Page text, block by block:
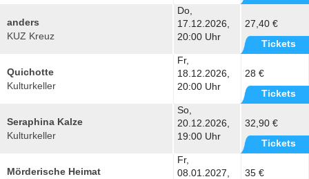
anders
KUZ Kreuz
Do,
17.12.2026,
20:00 Uhr
27,40 €
Tickets
Quichotte
Kulturkeller
Fr,
18.12.2026,
20:00 Uhr
28 €
Tickets
Seraphina Kalze
Kulturkeller
So,
20.12.2026,
19:00 Uhr
32,90 €
Tickets
Mörderische Heimat
Fr,
08.01.2027,
35 €